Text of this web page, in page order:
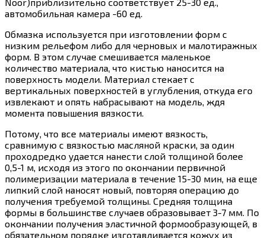
автомобильная камера -60 ед.
Обмазка используется при изготовлении форм с
низким рельефом либо для черновых и малотиражных
форм. В этом случае смешивается маленькое
количество материала, что кистью наносится на
поверхность модели. Материал стекает с
вертикальных поверхностей в углубления, откуда его
извлекают и опять набрасывают на модель, ждя
момента повышения вязкости.
Потому, что все материалы имеют вязкость,
сравнимую с вязкостью масляной краски, за один
проходредко удается нанести слой толщиной более
0,5-1 м, исходя из этого по окончании первичной
полимеризации материала в течение 15-30 мин, на еще
липкий слой наносят новый, повторяя операцию до
получения требуемой толщины. Средняя толщина
формы в большинстве случаев образовывает 3-7 мм. По
окончании получения эластичной формообразующей, в
обязательном порядке изготавливается кожух из